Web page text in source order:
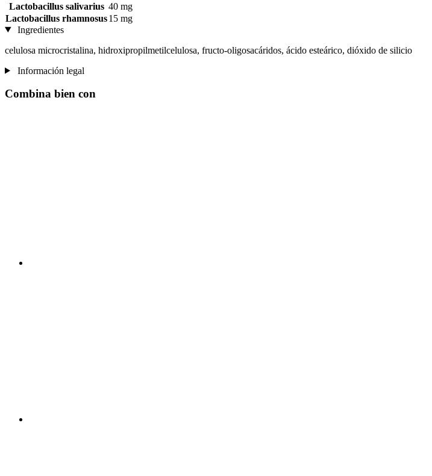
Lactobacillus salivarius 40 mg
Lactobacillus rhamnosus15 mg
Ingredientes
celulosa microcristalina, hidroxipropilmetilcelulosa, fructo-oligosacáridos, ácido esteárico, dióxido de silicio
Información legal
Combina bien con